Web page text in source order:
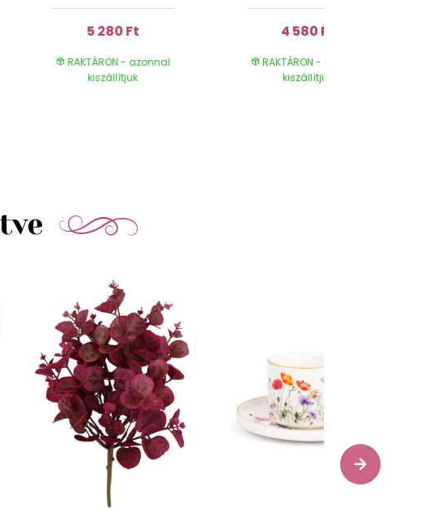
5 280 Ft
RAKTÁRON - azonnal
kiszállítjuk
4 580 Ft
RAKTÁRON - azonnal
kiszállítjuk